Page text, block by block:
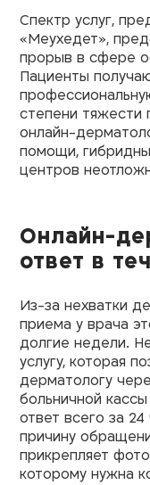
Спектр услуг,
«Меухедет»,
прорыв в сфере
Пациенты
степени
онлайн-
помощи,
центров
Онлайн-
ответ в
Из-за нехватки
приема у врача
долгие недели.
услугу, которая
дерматологу
больничной
ответ всего за
причину
прикрепляет
которому нужна